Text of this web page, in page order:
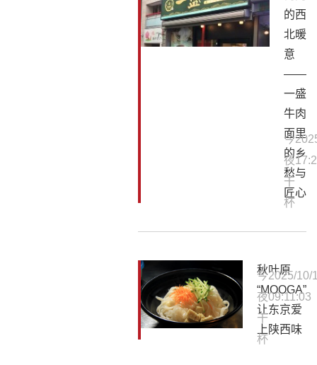
的西
北暖
意
——
一盛
牛肉
面里
的乡
愁与
匠心
今
夜
干
杯
秋叶原
“MOOGA”
让东京爱
上陕西味
今
夜
干
杯
2025/10/
09:11:03